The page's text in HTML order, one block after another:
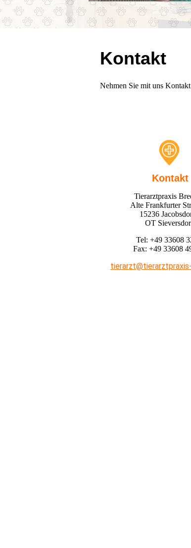
Kontakt
Nehmen Sie mit uns
Kontakt
Tierarztpraxis
Alte Frankfurter
15236
OT
Tel: +49 33608
Fax: +49 33608